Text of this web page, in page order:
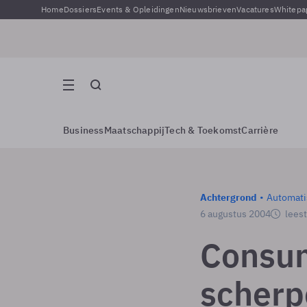
HomeDossiersEvents & OpleidingenNieuwsbrievenVacatures
BusinessMaatschappijTech & ToekomstCarrière
Achtergrond
6 augustus 2004